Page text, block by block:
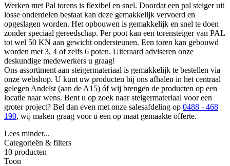
Werken met Pal torens is flexibel en snel. Doordat een pal steiger uit
losse onderdelen bestaat kan deze gemakkelijk vervoerd en
opgeslagen worden. Het opbouwen is gemakkelijk en snel te doen
zonder speciaal gereedschap. Per poot kan een torensteiger van PAL
tot wel 50 KN aan gewicht ondersteunen. Een toren kan gebouwd
worden met 3, 4 of zelfs 6 poten. Uiteraard adviseren onze
deskundige medewerkers u graag!
Ons assortiment aan steigermateriaal is gemakkelijk te bestellen via
onze webshop. U kunt uw producten bij ons afhalen in het centraal
gelegen Andelst (aan de A15) óf wij brengen de producten op een
locatie naar wens. Bent u op zoek naar steigermateriaal voor een
groter project? Bel dan even met onze salesafdeling op 0488 - 468
190, wij maken graag voor u een op maat gemaakte offerte.
Lees minder...
Categorieën & filters
10 producten
Toon